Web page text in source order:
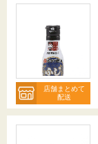
店舗まとめて
配送